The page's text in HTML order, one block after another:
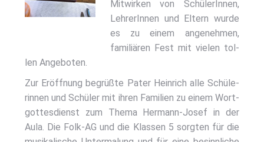
Mit­wir­ken von Schü­le­rIn­nen,
Leh­re­rIn­nen und Eltern wur­de
es zu einem ange­neh­men,
fami­liä­ren Fest mit vie­len tol­
len Ange­bo­ten.
Zur Eröff­nung begrüß­te Pater Hein­rich alle Schü­le­
rin­nen und Schü­ler mit ihren Fami­li­en zu einem Wort­
got­tes­dienst zum The­ma Her­mann-Josef in der
Aula. Die Folk-AG und die Klas­sen 5 sorg­ten für die